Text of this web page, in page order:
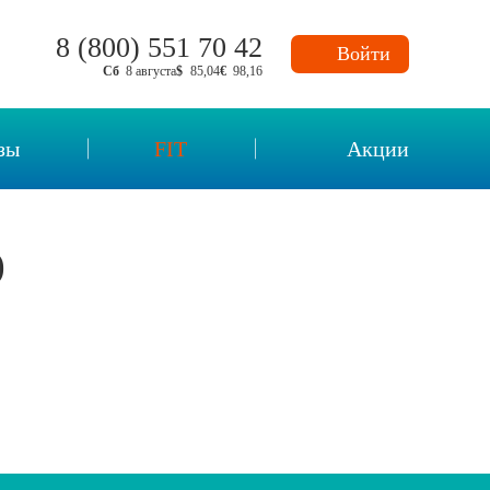
8 (800) 551 70 42
Сб 8 августа$ 85,04€ 98,16
Войти
FIT Акции